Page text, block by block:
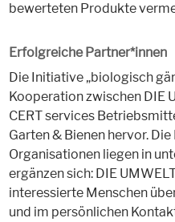
bewerteten Produkte
Erfolgreiche Partner*innen
Die Initiative „biologisch
Kooperation zwischen DIE
CERT services
Garten & Bienen hervor.
Organisationen liegen in
ergänzen sich: DIE
interessierte Menschen
und im persönlichen